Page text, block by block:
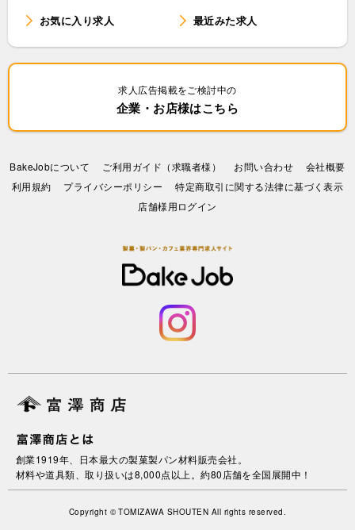
お気に入り求人
最近みた求人
求人広告掲載をご検討中の
企業・お店様はこちら
BakeJobについて ご利用ガイド（求職者様） お問い合わせ
会社概要
利⽤規約
プライバシーポリシー
特定商取引に関する法律に基づく表示
店舗様用ログイン
創業1919年、日本最大の製菓製パン材料販売会社。
材料や道具類、取り扱いは8,000点以上。約80店舗を全国展開中！
Copyright © TOMIZAWA SHOUTEN All rights reserved.